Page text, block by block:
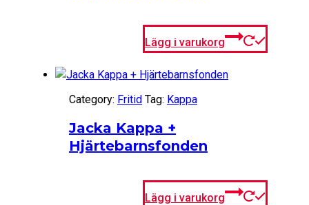
Lägg i varukorg
Category: Fritid Tag: Kappa
Jacka Kappa +
Hjärtebarnsfonden
Lägg i varukorg